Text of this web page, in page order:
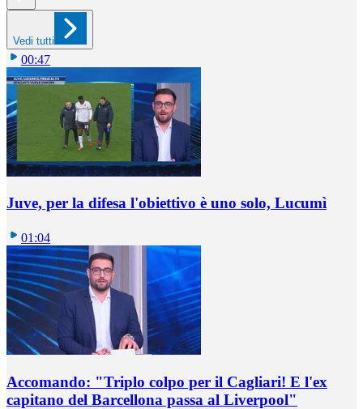
Vedi tutti
00:47
Juve, per la difesa l'obiettivo è uno solo, Lucumì
01:04
Accomando: "Triplo colpo per il Cagliari! E l'ex
capitano del Barcellona passa al Liverpool"